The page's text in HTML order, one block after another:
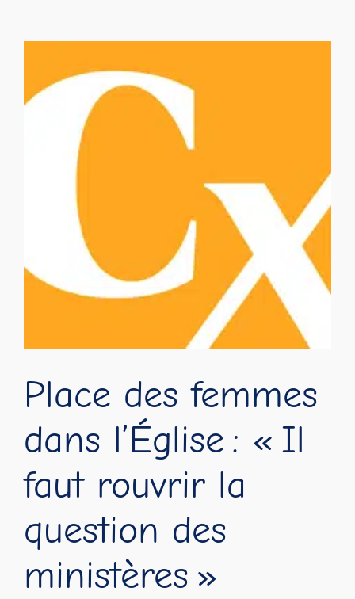
Place des femmes
dans l’Église : « Il
faut rouvrir la
question des
ministères »